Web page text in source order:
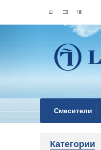
Смесители
Категории